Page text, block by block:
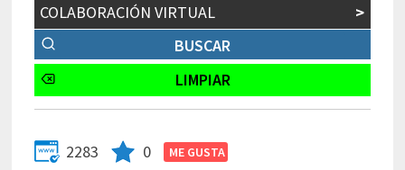
COLABORACIÓN VIRTUAL >
2283 0